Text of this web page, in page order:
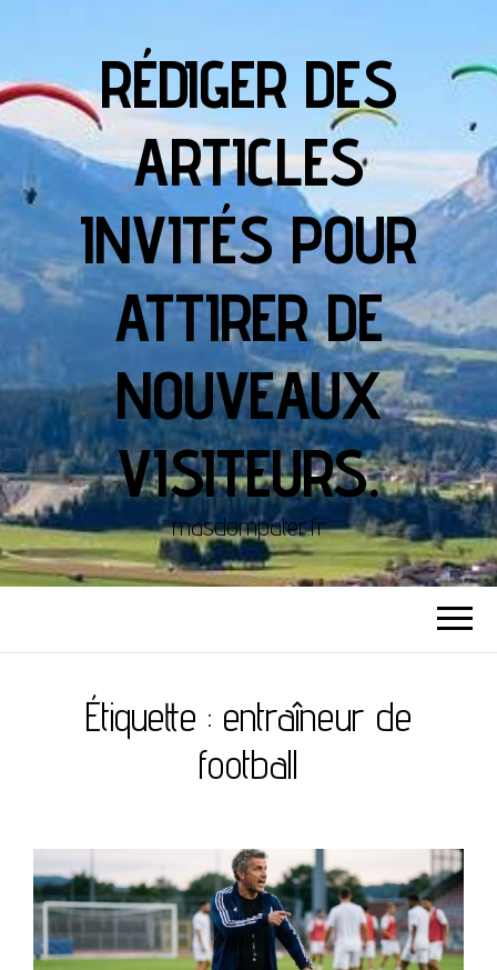
RÉDIGER DES
ARTICLES
INVITÉS POUR
ATTIRER DE
NOUVEAUX
VISITEURS.
masdompater.fr
Étiquette : entraîneur de
football